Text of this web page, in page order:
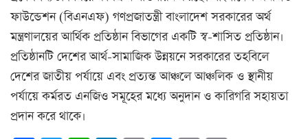
ফাউন্ডেশন (বিএনএফ) গণপ্রজাতন্ত্রী বাংলাদেশ সরকারের অর্থ
মন্ত্রণালয়ের আর্থিক প্রতিষ্ঠান বিভাগের একটি স্ব-শাসিত প্রতিষ্ঠান।
প্রতিষ্ঠানটি দেশের আর্থ-সামাজিক উন্নয়নে সরকারের তহবিলে
দেশের জাতীয় পর্যায়ে এবং প্রত্যন্ত আঞ্চলে আঞ্চলিক ও স্থানীয়
পর্যায়ে কর্মরত এনজিও সমূহের মধ্যে অনুদান ও কারিগরি সহায়তা
প্রদান করে থাকে।